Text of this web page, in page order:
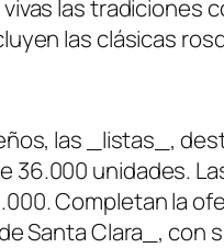
las tradiciones
las clásicas
las _listas_,
36.000 unidades.
Completan la
Santa Clara_, con